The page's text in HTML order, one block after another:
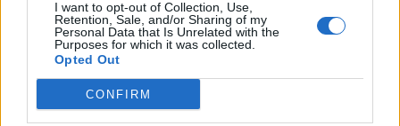
I want to opt-out of Collection, Use,
Retention, Sale, and/or Sharing of my
Personal Data that Is Unrelated with the
Purposes for which it was collected.
Opted Out
CONFIRM
che includano uno o più link a siti esterni verranno rimossi in automatico dal